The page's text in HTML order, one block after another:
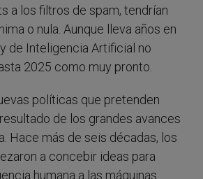
a los filtros de spam, tendrían
o nula. Aunque lleva años en
de Inteligencia Artificial no
2025 como muy pronto.
políticas que pretenden
de los grandes avances
Hace más de seis décadas, los
a concebir ideas para
humana a las máquinas.